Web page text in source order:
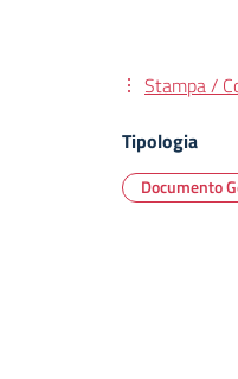
Stampa /
Tipologia
Documento